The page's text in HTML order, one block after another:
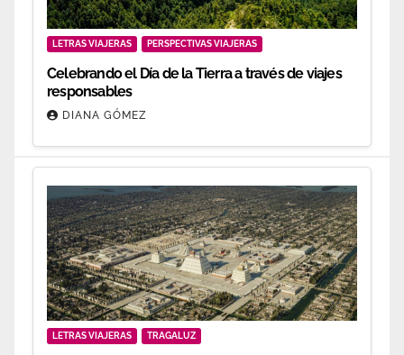
LETRAS VIAJERAS PERSPECTIVAS VIAJERAS
Celebrando el Día de la Tierra a través de viajes
responsables
DIANA GÓMEZ
LETRAS VIAJERAS TRAGALUZ